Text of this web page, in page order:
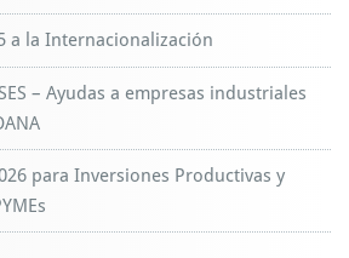
a la Internacionalización
– Ayudas a empresas industriales
para Inversiones Productivas y